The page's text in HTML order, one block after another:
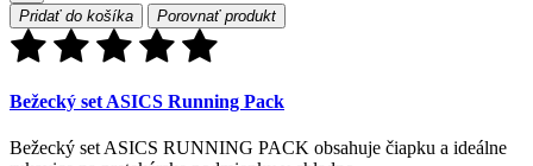
Pridať do košíka Porovnať produkt
Bežecký set ASICS Running Pack
Bežecký set ASICS RUNNING PACK obsahuje čiapku a ideálne